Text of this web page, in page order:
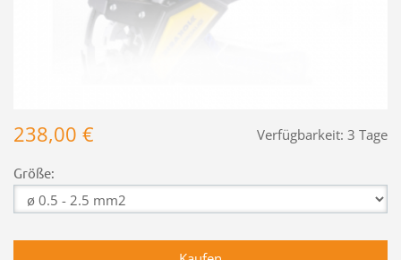
Verfügbarkeit: 3 Tage
238,00 €
Größe: